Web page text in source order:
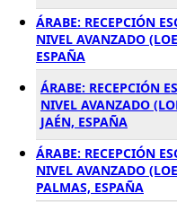
ÁRABE: RECEPCIÓN
NIVEL AVANZADO
ESPAÑA
ÁRABE: RECEPCIÓN
NIVEL AVANZADO
JAÉN, ESPAÑA
ÁRABE: RECEPCIÓN
NIVEL AVANZADO
PALMAS, ESPAÑA